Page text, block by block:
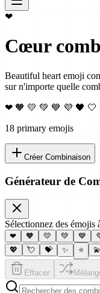
❤
Cœur
Beautiful heart emoji
sur n'importe quelle
❤ 🧡 💛 💚 💙 💜 🖤
18 primary emojis
Créer Combinaison
Générateur de
Sélectionnez des émojis
❤ 🧡 💛 💚 💙
💖
💘 💝 ✨ ⭐ 💫
Effacer